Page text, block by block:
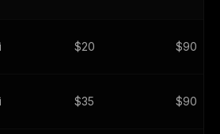
$20 $90
$35 $90